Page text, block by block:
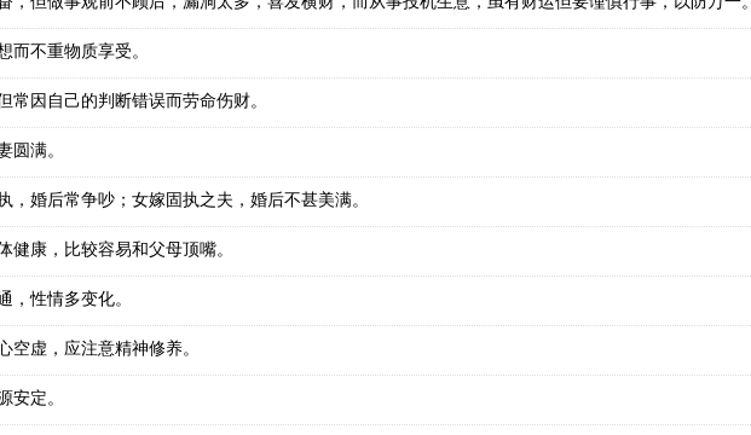
而不重物质享受。
常因自己的判断错误而劳命伤财。
圆满。
，婚后常争吵；女嫁固执之夫，婚后不甚美满。
健康，比较容易和父母顶嘴。
，性情多变化。
空虚，应注意精神修养。
安定。